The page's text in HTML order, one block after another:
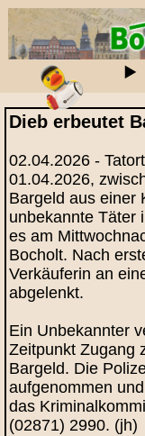
Dieb erbeutet
02.04.2026 -
01.04.2026,
Bargeld aus einer
unbekannte Täter
es am
Bocholt. Nach
Verkäuferin an
abgelenkt.
Ein Unbekannter
Zeitpunkt Zugang
Bargeld. Die
aufgenommen
das
(02871) 2990. (jh)